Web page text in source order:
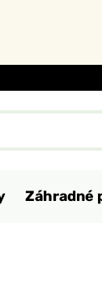
Záhradné